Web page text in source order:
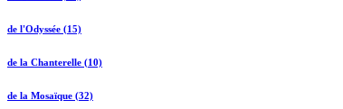
de l'Odyssée (15)
de la Chanterelle (10)
de la Mosaïque (32)